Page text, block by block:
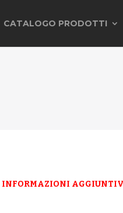
CATALOGO PRODOTTI
INFORMAZIONI